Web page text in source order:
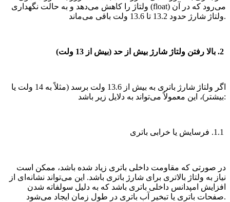
ولتاژ را کاهش می‌دهد و به حالت نگهداری (float) می‌رود که در آن
ولتاژ شارژ حدود 13.2 تا 13.6 ولت باقی می‌ماند.
اگر ولتاژ شارژ باتری به بیش از 13.6 ولت برسد (مثلاً به 14 ولت یا
بیشتر)، این معمولاً می‌تواند به دلایل زیر باشد:
نیاز به ولتاژ بالاتری برای شارژ باتری باشد. این می‌تواند نشانه‌ای از
افزایش امپدانس داخلی باتری باشد که به دلیل سولفاته شدن
صفحات باتری یا تبخیر آب باتری در طول زمان ایجاد می‌شود.